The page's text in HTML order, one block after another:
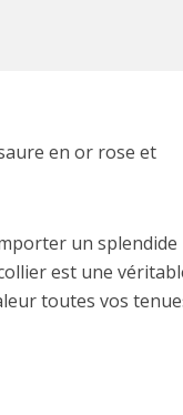
en or rose et
un splendide
est une
toutes vos